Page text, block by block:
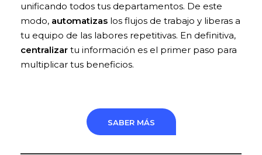
unificando todos tus departamentos. De este
modo, automatizas los flujos de trabajo y liberas a
tu equipo de las labores repetitivas. En definitiva,
centralizar tu información es el primer paso para
multiplicar tus beneficios.
SABER MÁS